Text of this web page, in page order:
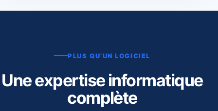
PLUS QU’UN LOGICIEL
Une expertise informatique
complète